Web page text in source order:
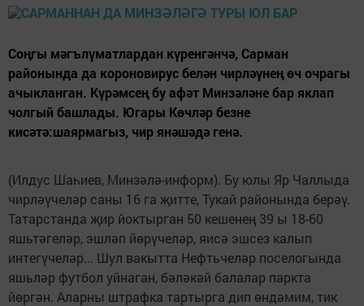
Соңгы мәгълүматлардан күренгәнчә, Сарман
районында да короновирус белән чирләүнең өч очрагы
ачыкланган. Күрәмсең бу афәт Минзәләне бар яклап
чолгый башлады. Югары Көчләр безне
кисәтә:шаярмагыз, чир янәшәдә генә.
(Илдус Шаһиев, Минзәлә-информ). Бу юлы Яр Чаллыда
чирләүчеләр саны 16 га җитте, Тукай районында берәү.
Татарстанда җир йоктырган 50 кешенең 39 ы 18-60
яшьтәгеләр, эшләп йөрүчеләр, яисә эшсез калып
интегүчеләр... Шул вакытта Нефтьчеләр поселогында
яшьләр футбол уйнаган, бәләкәй балалар паркта
йөргән. Аларны штрафка тартырга дип өндәмим, тик